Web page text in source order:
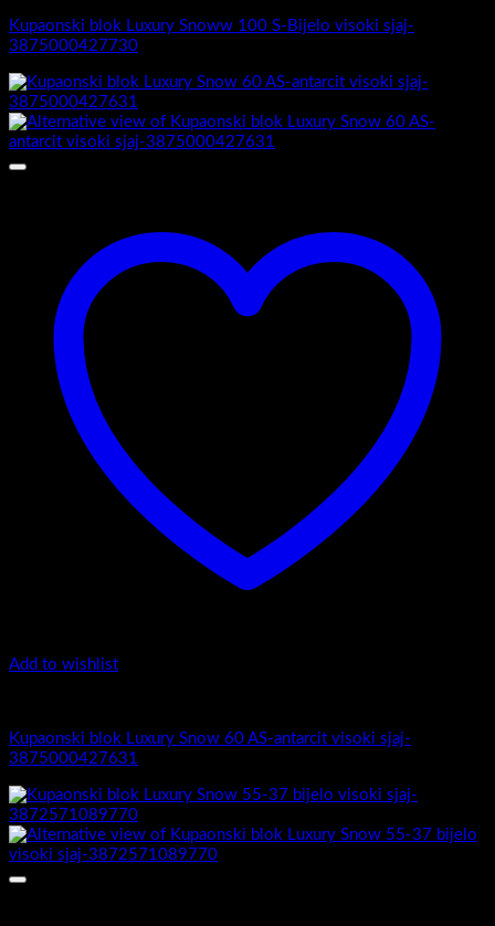
Kupaonski blok Luxury Snoww 100 S-Bijelo visoki sjaj-
3875000427730
Add to wishlist
Kupaonski blok Luxury Snow 60 AS-antarcit visoki sjaj-
3875000427631